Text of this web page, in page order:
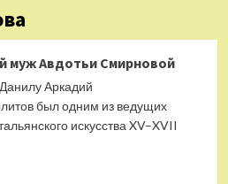
муж Авдотьи Смирновой
Аркадий
был одним из ведущих
искусства XV–XVII